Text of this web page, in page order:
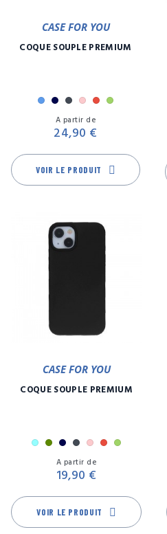
CASE FOR YOU
COQUE SOUPLE PREMIUM
BleuMarine
NoirRoseRouge
Vert
A partir de
24,90 €
VOIR LE PRODUIT
CASE FOR YOU
COQUE SOUPLE PREMIUM
BleuKakiMarine
NoirRoseRouge
Vert
A partir de
19,90 €
VOIR LE PRODUIT